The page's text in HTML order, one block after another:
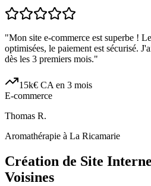
"Mon site e-commerce est superbe !
optimisées, le paiement est sécurisé.
dès les 3 premiers mois."
15k€ CA en 3 mois
E-commerce
Thomas R.
Aromathérapie à La Ricamarie
Création de Site
Voisines